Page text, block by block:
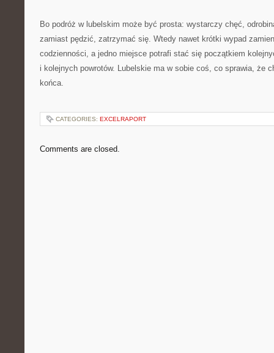
Bo podróż w lubelskim może być prosta: wystarczy chęć,
zamiast pędzić, zatrzymać się. Wtedy nawet krótki wypad
codzienności, a jedno miejsce potrafi stać się początkiem
i kolejnych powrotów. Lubelskie ma w sobie coś, co sprawia, że
końca.
CATEGORIES: EXCELRAPORT
Comments are closed.